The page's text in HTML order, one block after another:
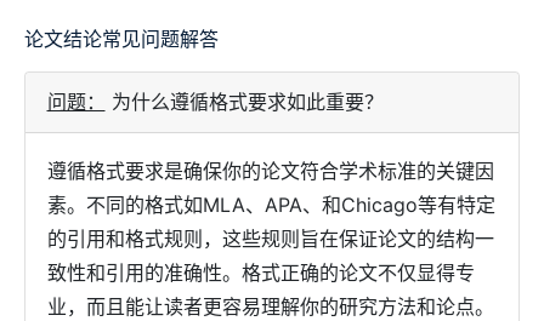
论文结论常见问题解答
问题： 为什么遵循格式要求如此重要？
遵循格式要求是确保你的论文符合学术标准的关键因
素。不同的格式如MLA、APA、和Chicago等有特定
的引用和格式规则，这些规则旨在保证论文的结构一
致性和引用的准确性。格式正确的论文不仅显得专
业，而且能让读者更容易理解你的研究方法和论点。